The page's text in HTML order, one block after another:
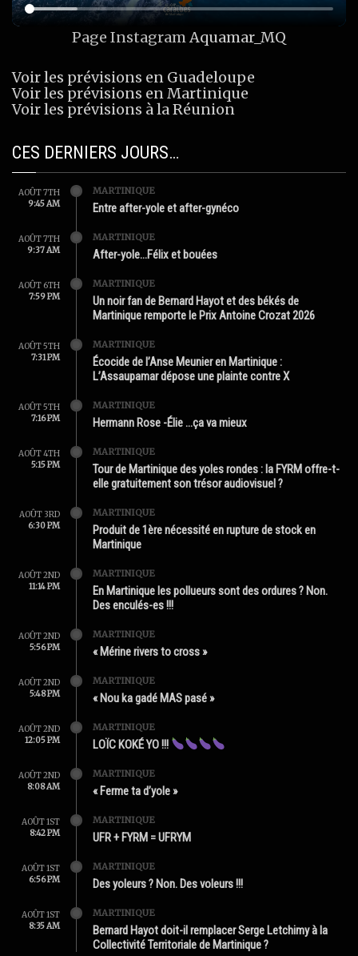
Page InstagramAquamar_MQ
Voir les prévisions en Guadeloupe
Voir les prévisions en Martinique
Voir les prévisions à la Réunion
CES DERNIERS JOURS…
AOÛT 7TH
9:45 AM
MARTINIQUE
Entre after-yole et after-gynéco
AOÛT 7TH
9:37 AM
MARTINIQUE
After-yole…Félix et bouées
AOÛT 6TH
7:59 PM
MARTINIQUE
Un noir fan de Bernard Hayot et des békés de
Martinique remporte le Prix Antoine Crozat 2026
AOÛT 5TH
7:31 PM
MARTINIQUE
Écocide de l’Anse Meunier en Martinique :
L’Assaupamar dépose une plainte contre X
AOÛT 5TH
7:16 PM
MARTINIQUE
Hermann Rose -Élie …ça va mieux
AOÛT 4TH
5:15 PM
MARTINIQUE
Tour de Martinique des yoles rondes : la FYRM offre-t-
elle gratuitement son trésor audiovisuel ?
AOÛT 3RD
6:30 PM
MARTINIQUE
Produit de 1ère nécessité en rupture de stock en
Martinique
AOÛT 2ND
11:14 PM
MARTINIQUE
En Martinique les pollueurs sont des ordures ? Non.
Des enculés-es !!!
AOÛT 2ND
5:56 PM
MARTINIQUE
« Mérine rivers to cross »
AOÛT 2ND
5:48 PM
MARTINIQUE
« Nou ka gadé MAS pasé »
AOÛT 2ND
12:05 PM
MARTINIQUE
LOÏC KOKÉ YO !!!
AOÛT 2ND
8:08 AM
MARTINIQUE
« Ferme ta d’yole »
AOÛT 1ST
8:42 PM
MARTINIQUE
UFR + FYRM = UFRYM
AOÛT 1ST
6:56 PM
MARTINIQUE
Des yoleurs ? Non. Des voleurs !!!
AOÛT 1ST
8:35 AM
MARTINIQUE
Bernard Hayot doit-il remplacer Serge Letchimy à la
Collectivité Territoriale de Martinique ?